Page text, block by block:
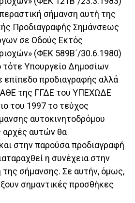
σήμανση αυτή της
Προδιαγραφής Σημάνσεως
σε Οδούς Εκτός
(ΦΕΚ 589Β΄/30.6.1980)
Υπουργείο Δημοσίων
επίπεδο προδιαγραφής αλλά
της ΓΓΔΕ του ΥΠΕΧΩΔΕ
του 1997 το τεύχος
αυτοκινητοδρόμου
αρχές αυτών θα
στην παρούσα προδιαγραφή
η συνέχεια στην
της σήμανσης. Σε αυτήν, όμως,
σημαντικές προσθήκες